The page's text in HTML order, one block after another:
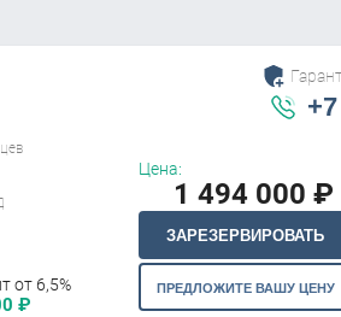
от 6,5%
₽
Цена:
1 494 000 ₽
ЗАРЕЗЕРВИРОВАТЬ
ПРЕДЛОЖИТЕ ВАШУ ЦЕНУ